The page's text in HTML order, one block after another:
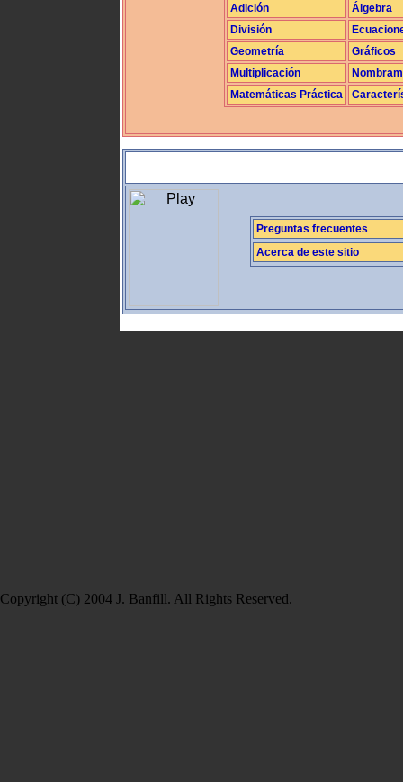
Adición
Álgebra
División
Geometría
Gráficos
Multiplicación
Matemáticas Práctica
Preguntas frecuentes
Acerca de este sitio
Copyright (C) 2004 J. Banfill. All Rights Reserved.